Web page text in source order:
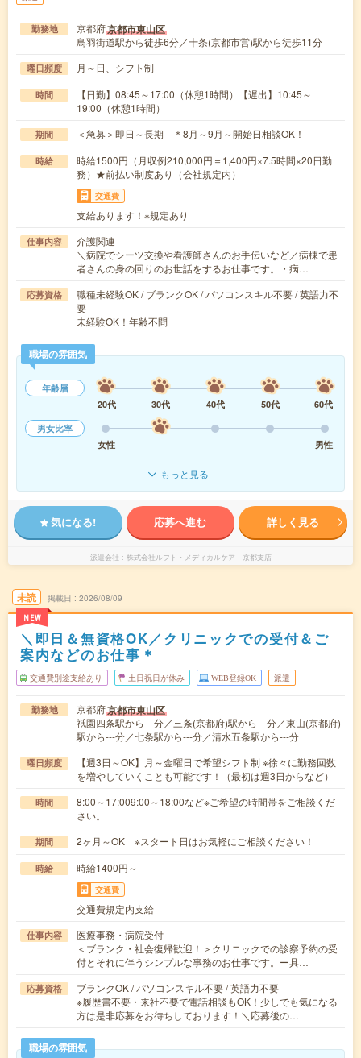
勤務地 京都府京都市東山区
鳥羽街道駅から徒歩6分／十条(京都市営)駅から徒歩11分
曜日頻度 月～日、シフト制
時間
【日勤】08:45～17:00（休憩1時間）【遅出】10:45～
19:00（休憩1時間）
期間 ＜急募＞即日～長期 ＊8月～9月～開始日相談OK！
時給
時給1500円（月収例210,000円＝1,400円×7.5時間×20日勤
務）★前払い制度あり（会社規定内）
交通費
支給あります！※規定あり
仕事内容
介護関連
＼病院でシーツ交換や看護師さんのお手伝いなど／病棟で患
者さんの身の回りのお世話をするお仕事です。・病…
応募資格
職種未経験OK / ブランクOK / パソコンスキル不要 / 英語力不
要
未経験OK！年齢不問
職場の雰囲気
年齢層
20代
30代 40代 50代
60代
男女比率
女性
男性
もっと見る
気になる! 応募へ進む 詳しく見る
派遣会社 株式会社ルフト・メディカルケア 京都支店
未読
NEW
掲載日 2026/08/09
＼即日＆無資格OK／クリニックでの受付＆ご
案内などのお仕事＊
交通費別途支給あり 土日祝日が休み WEB登録OK 派遣
勤務地 京都府京都市東山区
祇園四条駅から---分／三条(京都府)駅から---分／東山(京都府)
駅から---分／七条駅から---分／清水五条駅から---分
曜日頻度
【週3日～OK】月～金曜日で希望シフト制 ※徐々に勤務回数
を増やしていくことも可能です！（最初は週3日からなど）
時間
8:00～17:009:00～18:00など※ご希望の時間帯をご相談くだ
さい。
期間 2ヶ月～OK ※スタート日はお気軽にご相談ください！
時給 時給1400円～
交通費
交通費規定内支給
仕事内容
医療事務・病院受付
＜ブランク・社会復帰歓迎！＞クリニックでの診察予約の受
付とそれに伴うシンプルな事務のお仕事です。ー具…
応募資格
ブランクOK / パソコンスキル不要 / 英語力不要
※履歴書不要・来社不要で電話相談もOK！少しでも気になる
方は是非応募をお待ちしております！＼応募後の…
職場の雰囲気